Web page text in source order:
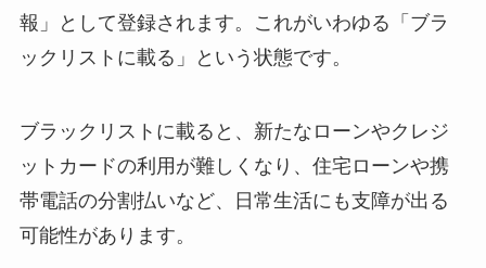
報」として登録されます。これがいわゆる「ブラ
ックリストに載る」という状態です。
ブラックリストに載ると、新たなローンやクレジ
ットカードの利用が難しくなり、住宅ローンや携
帯電話の分割払いなど、日常生活にも支障が出る
可能性があります。